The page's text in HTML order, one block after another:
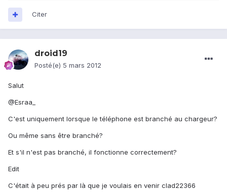
Citer
droid19
Posté(e) 5 mars 2012
Salut
@Esraa_
C'est uniquement lorsque le téléphone est branché au chargeur?
Ou même sans être branché?
Et s'il n'est pas branché, il fonctionne correctement?
Edit
C'était à peu prés par là que je voulais en venir clad22366